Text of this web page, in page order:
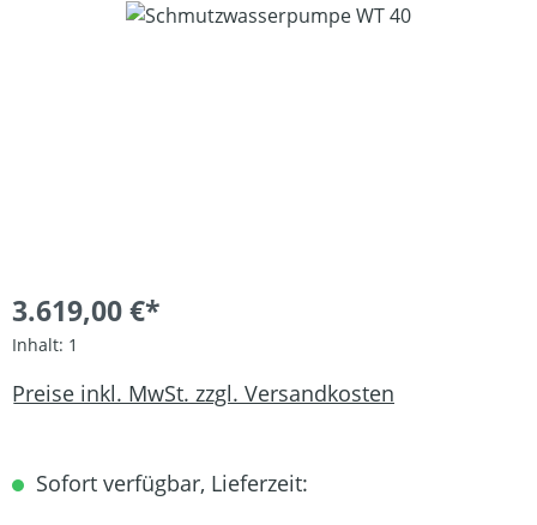
Bildergalerie überspringen
3.619,00 €*
Inhalt: 1
Preise inkl. MwSt. zzgl. Versandkosten
Sofort verfügbar, Lieferzeit: